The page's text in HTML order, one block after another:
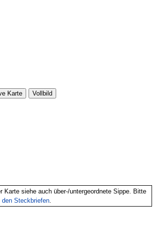
Karte Vollbild
Karte siehe auch über-/untergeordnete Sippe. Bitte
Steckbriefen.